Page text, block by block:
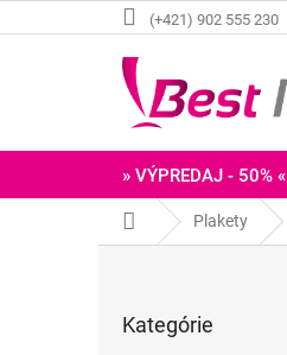
na
(+421) 902 555 230
» VÝPREDAJ - 50% «
DomovPlakety
kategórie
Kategórie